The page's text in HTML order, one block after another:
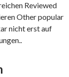
Reviewed
Other popular
nicht erst auf